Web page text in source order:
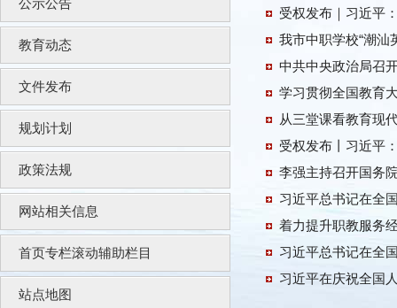
公示公告
教育动态
文件发布
规划计划
政策法规
网站相关信息
首页专栏滚动辅助栏目
站点地图
受权发布｜习近平
我市中职学校“潮汕
中共中央政治局召
学习贯彻全国教育
从三堂课看教育现
受权发布丨习近平
李强主持召开国务
习近平总书记在全
着力提升职教服务
习近平总书记在全
习近平在庆祝全国